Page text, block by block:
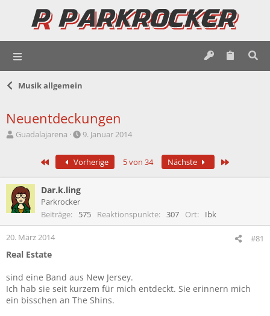
Musik allgemein
Neuentdeckungen
E
l
l
e
Guadalajarena
E
s
t
t
a
9. Januar 2014
Erste Vorherige 5 von 34 Nächste
Dar.k.ling
Parkrocker
Beiträge
575 Reaktionspunkte 307 Ort Ibk
20. März 2014 #81
Real Estate
sind eine Band aus New Jersey.
Ich hab sie seit kurzem für mich entdeckt. Sie erinnern mich
ein bisschen an The Shins.